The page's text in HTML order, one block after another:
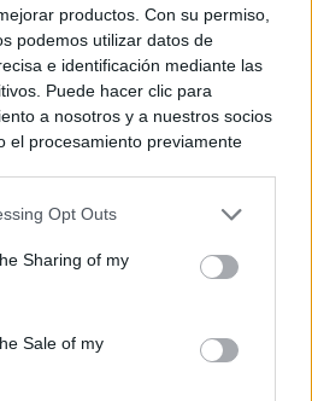
productos. Con su permiso,
podemos utilizar datos de
e identificación mediante las
Puede hacer clic para
a nosotros y a nuestros socios
el procesamiento previamente
en cuenta que algún
usted tiene el derecho de
Sus preferencias se aplicarán
de nuevo en este sitio web o
privacidad.
Opt Outs
Sharing of my
Sale of my